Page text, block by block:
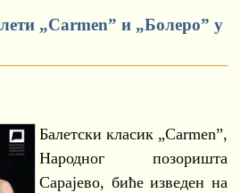
„Carmen” и „Болеро” у
Балетски класик „Carmen”,
Народног позоришта
Сарајево, биће изведен на